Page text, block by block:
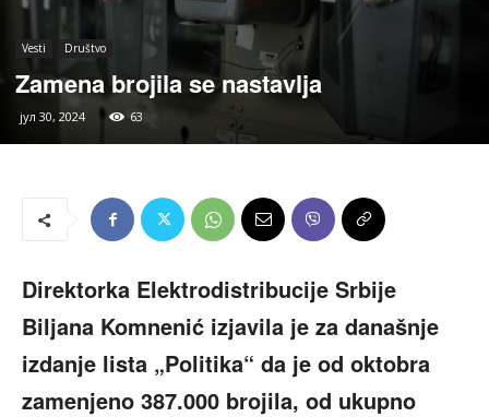
Vesti Društvo
Zamena brojila se nastavlja
јул 30, 2024 63
Direktorka Elektrodistribucije Srbije
Biljana Komnenić izjavila je za današnje
izdanje lista „Politika“ da je od oktobra
zamenjeno 387.000 brojila, od ukupno